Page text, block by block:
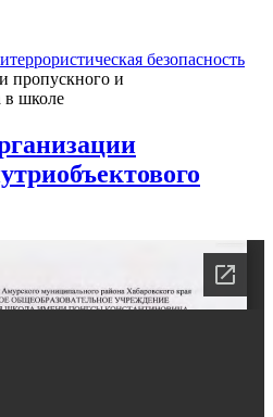
безопасность
пропускного и
в школе